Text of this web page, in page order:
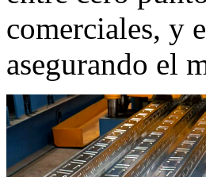
comerciales, y
asegurando el